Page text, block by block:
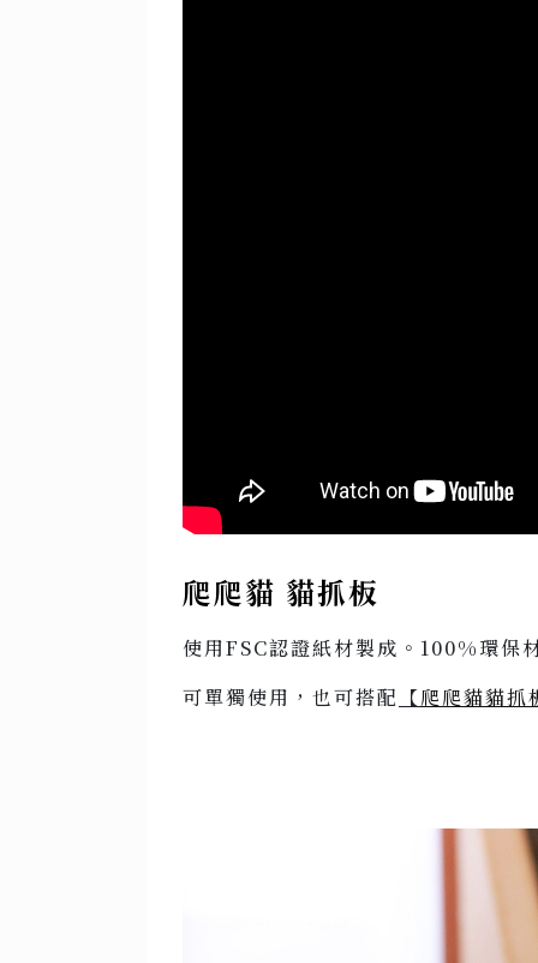
爬爬貓 貓抓板
使用FSC認證紙材製成。100%環保
可單獨使用，也可搭配 【爬爬貓貓抓